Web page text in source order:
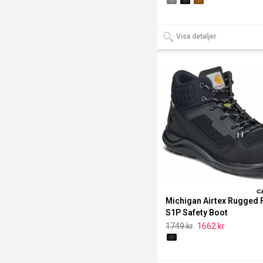
Visa detaljer
Michigan Airtex Rugged
S1P Safety Boot
1749 kr 1662 kr